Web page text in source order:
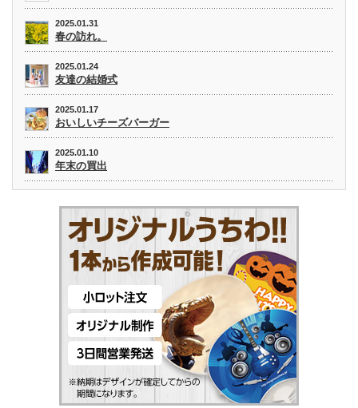
2025.01.31
春の訪れ。
2025.01.24
友達の結婚式
2025.01.17
おいしいチーズバーガー
2025.01.10
年末の買出